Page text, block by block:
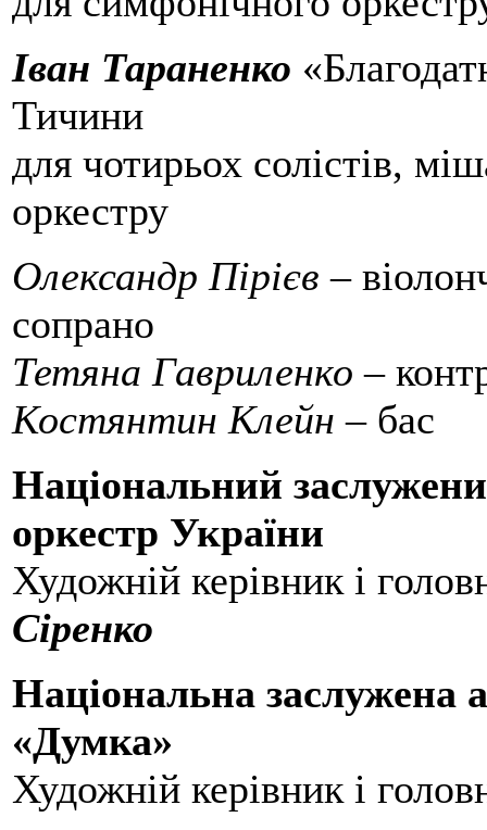
Іван Тараненко
Тичини
для чотирьох солістів,
оркестру
Олександр Пірієв –
сопрано
Тетяна Гавриленко –
Костянтин Клейн – бас
Національний
оркестр України
Художній керівник і
Сіренко
Національна заслужена
«Думка»
Художній керівник і